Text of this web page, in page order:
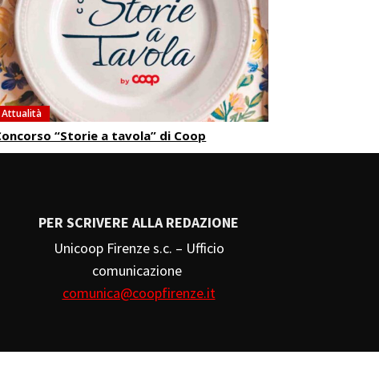
Attualità
“Storie a tavola” di Coop
PER SCRIVERE ALLA REDAZIONE
Unicoop Firenze s.c. – Ufficio
comunicazione
comunica@coopfirenze.it